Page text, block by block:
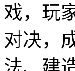
戏，玩
对决，
法、建